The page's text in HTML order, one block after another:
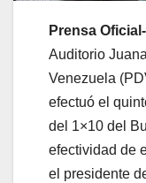
Prensa Oficial-
Auditorio
Venezuela
efectuó el
del 1×10 del
efectividad de
el presidente